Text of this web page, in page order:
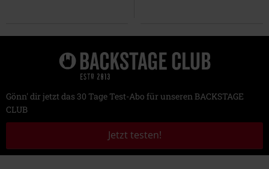
Gönn' dir jetzt das 30 Tage Test-Abo für unseren BACKSTAGE
CLUB
Jetzt testen!